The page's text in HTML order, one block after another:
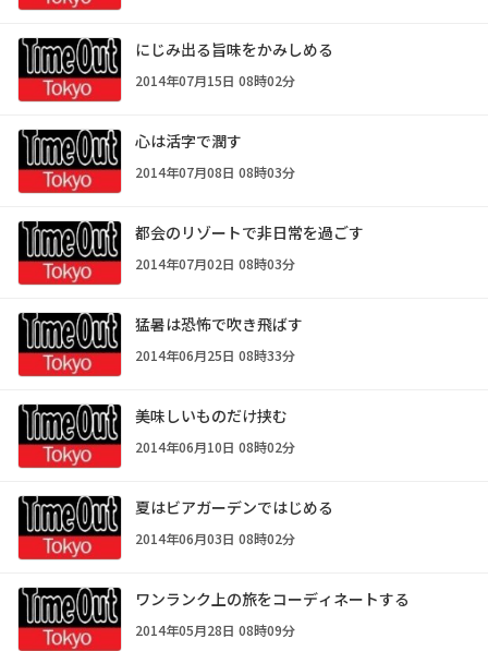
にじみ出る旨味をかみしめる
2014年07月15日 08時02分
心は活字で潤す
2014年07月08日 08時03分
都会のリゾートで非日常を過ごす
2014年07月02日 08時03分
猛暑は恐怖で吹き飛ばす
2014年06月25日 08時33分
美味しいものだけ挟む
2014年06月10日 08時02分
夏はビアガーデンではじめる
2014年06月03日 08時02分
ワンランク上の旅をコーディネートする
2014年05月28日 08時09分